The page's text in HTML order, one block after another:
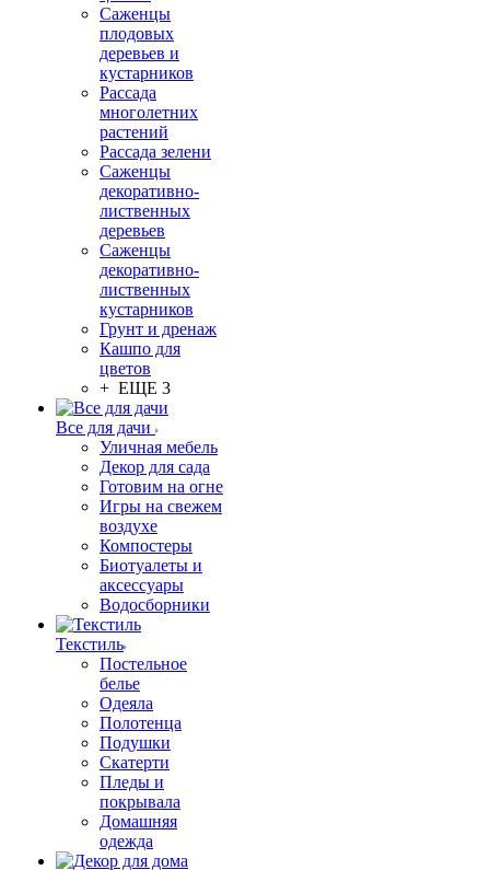
Саженцы
плодовых
деревьев и
кустарников
Рассада
многолетних
растений
Рассада зелени
Саженцы
декоративно-
лиственных
деревьев
Саженцы
декоративно-
лиственных
кустарников
Грунт и дренаж
Кашпо для
цветов
+ ЕЩЕ 3
Все для дачи
Уличная мебель
Декор для сада
Готовим на огне
Игры на свежем
воздухе
Компостеры
Биотуалеты и
аксессуары
Водосборники
Текстиль
Постельное
белье
Одеяла
Полотенца
Подушки
Скатерти
Пледы и
покрывала
Домашняя
одежда